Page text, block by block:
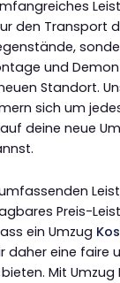
den Transport
und
Standort.
sich um
deine neue
Preis-
ein Umzug
daher eine faire
Mit Umzug